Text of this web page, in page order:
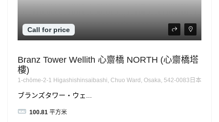
Call for price
Branz Tower Wellith 心齋橋 NORTH (心齋橋塔
樓)
1-chōme-2-1 Higashishinsaibashi, Chuo Ward, Osaka, 542-0083日本
ブランズタワー・ウェ...
100.81 平方米